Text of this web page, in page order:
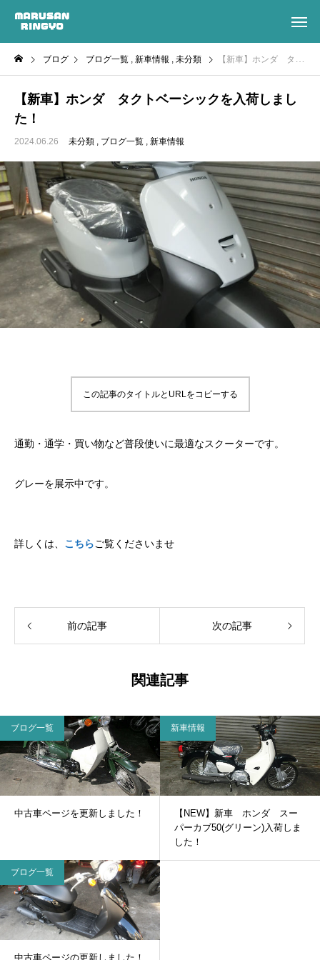
ブログ ブログ一覧 新車情報 未分類 【新車】ホンダ タクトベーシックを入荷しました！
【新車】ホンダ タクトベーシックを入荷しまし
た！
2024.06.26 未分類 ブログ一覧 新車情報
この記事のタイトルとURLをコピーする
通勤・通学・買い物など普段使いに最適なスクーターです。
グレーを展示中です。
詳しくは、 こちらご覧くださいませ
前の記事 次の記事
関連記事
ブログ一覧
中古車ページを更新しました！
新車情報
【NEW】新車 ホンダ スー
パーカブ50(グリーン)入荷しま
した！
ブログ一覧
中古車ページの更新しました！